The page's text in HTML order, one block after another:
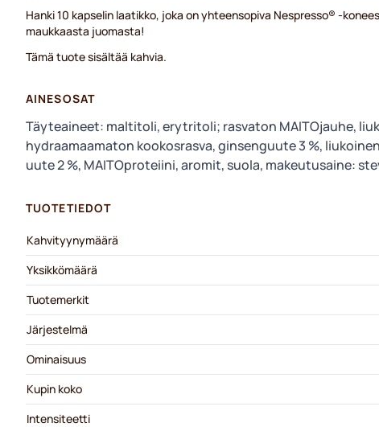
Hanki 10 kapselin laatikko, joka on yhteensopiva Nespresso® -
maukkaasta juomasta!
Tämä tuote sisältää kahvia.
AINESOSAT
Täyteaineet: maltitoli, erytritoli; rasvaton MAITOjauhe,
hydraamaamaton kookosrasva, ginsenguute 3 %,
uute 2 %, MAITOproteiini, aromit, suola, makeutusaine:
TUOTETIEDOT
Kahvityynymäärä
Yksikkömäärä
Tuotemerkit
Järjestelmä
Ominaisuus
Kupin koko
Intensiteetti